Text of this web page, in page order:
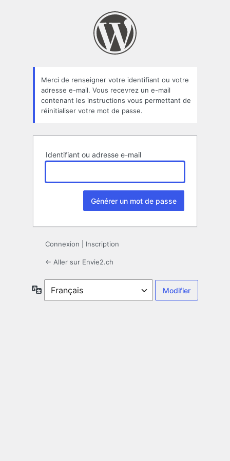
oublié
Merci de renseigner votre identifiant ou votre
adresse e-mail. Vous recevrez un e-mail
contenant les instructions vous permettant de
réinitialiser votre mot de passe.
Identifiant ou adresse e-mail
Connexion Inscription
← Aller sur Envie2.ch
Langue